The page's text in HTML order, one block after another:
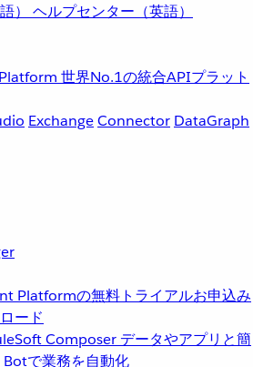
） ヘルプセンター（英語）
世界No.1の統合APIプラット
ExchangeConnector DataGraph
Platformの無料トライアルお申込み
ード
Composer データやアプリと簡
Botで業務を自動化